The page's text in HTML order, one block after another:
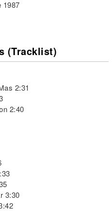
1987
(Tracklist)
2:31
2:40
3:30